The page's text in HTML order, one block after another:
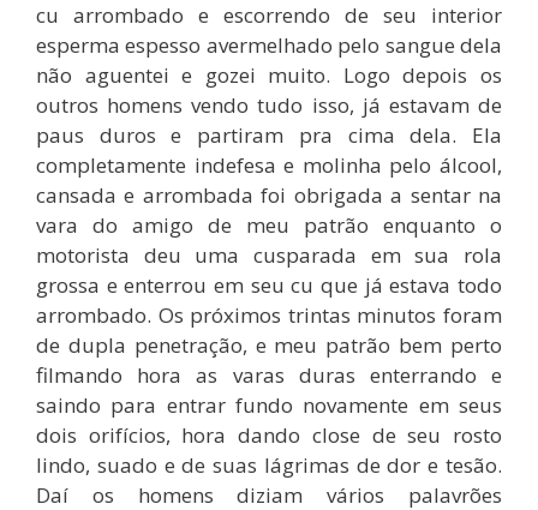
cu arrombado e escorrendo de seu interior
esperma espesso avermelhado pelo sangue dela
não aguentei e gozei muito. Logo depois os
outros homens vendo tudo isso, já estavam de
paus duros e partiram pra cima dela. Ela
completamente indefesa e molinha pelo álcool,
cansada e arrombada foi obrigada a sentar na
vara do amigo de meu patrão enquanto o
motorista deu uma cusparada em sua rola
grossa e enterrou em seu cu que já estava todo
arrombado. Os próximos trintas minutos foram
de dupla penetração, e meu patrão bem perto
filmando hora as varas duras enterrando e
saindo para entrar fundo novamente em seus
dois orifícios, hora dando close de seu rosto
lindo, suado e de suas lágrimas de dor e tesão.
Daí os homens diziam vários palavrões